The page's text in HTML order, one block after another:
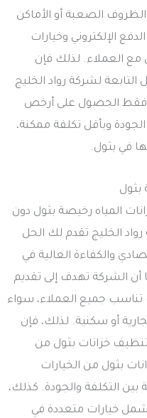
الصعبة أو الأماكن
الإلكتروني وخيارات
مع العملاء. لذلك فإن
لشركة رواد الخليج
فقط الحصول على أرخص
وبأقل تكلفة ممكنة،
في بثول.
بثول
المياه رخيصة بثول دون
الخليج تقدم لك الحل
والكفاءة العالية في
الشركة تهدف إلى تقديم
جميع العملاء، سواء
أو سكنية. لذلك، فإن
خزانات بثول من
بثول من الخيارات
بين التكلفة والجودة. كذلك،
خيارات متعددة في